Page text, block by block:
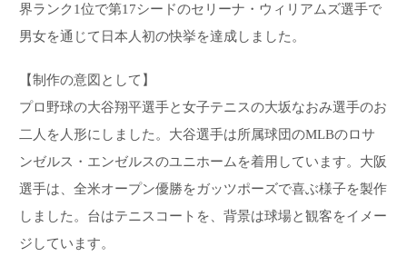
界ランク1位で第17シードのセリーナ・ウィリアムズ選手で
男女を通じて日本人初の快挙を達成しました。
【制作の意図として】
プロ野球の大谷翔平選手と女子テニスの大坂なおみ選手のお
二人を人形にしました。大谷選手は所属球団のMLBのロサ
ンゼルス・エンゼルスのユニホームを着用しています。大阪
選手は、全米オープン優勝をガッツポーズで喜ぶ様子を製作
しました。台はテニスコートを、背景は球場と観客をイメー
ジしています。